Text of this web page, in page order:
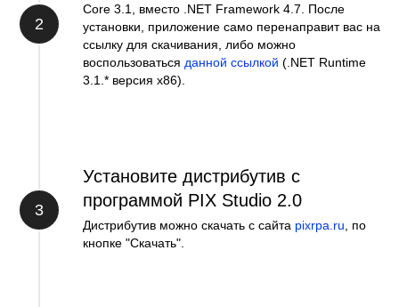
2
Core 3.1, вместо .NET Framework 4.7. После
установки, приложение само перенаправит вас на
ссылку для скачивания, либо можно
воспользоваться данной ссылкой (.NET Runtime
3.1.* версия x86).
3
Установите дистрибутив с
программой PIX Studio 2.0
Дистрибутив можно скачать с сайта pixrpa.ru, по
кнопке "Скачать".